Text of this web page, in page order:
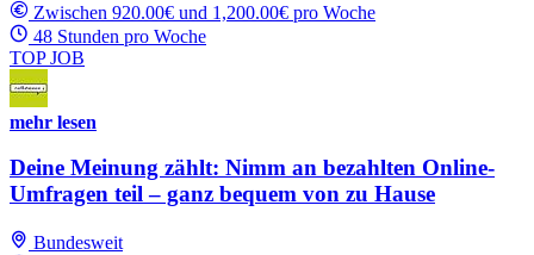
Zwischen 920.00€ und 1,200.00€ pro Woche
48 Stunden pro Woche
TOP JOB
mehr lesen
Deine Meinung zählt: Nimm an bezahlten Online-
Umfragen teil – ganz bequem von zu Hause
Bundesweit